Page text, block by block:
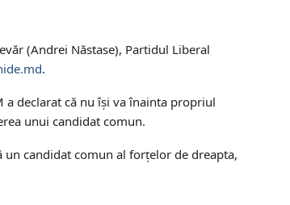
(Andrei Năstase), Partidul Liberal
.
a declarat că nu își va înainta propriul
unui candidat comun.
un candidat comun al forțelor de dreapta,